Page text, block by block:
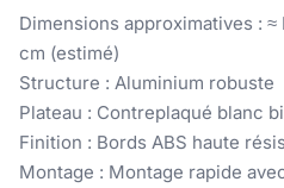
Dimensions approximatives :
cm (estimé)
Structure : Aluminium robuste
Plateau : Contreplaqué blanc
Finition : Bords ABS haute
Montage : Montage rapide